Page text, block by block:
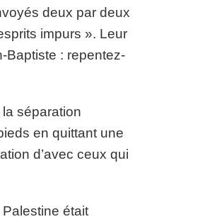
deux par deux
impurs ». Leur
Baptiste : repentez-
séparation
en quittant une
d’avec ceux qui
était